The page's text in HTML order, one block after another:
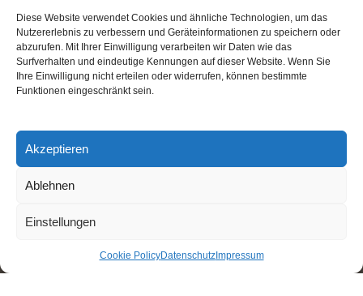
Diese Website verwendet Cookies und ähnliche Technologien, um das
Nutzererlebnis zu verbessern und Geräteinformationen zu speichern oder
abzurufen. Mit Ihrer Einwilligung verarbeiten wir Daten wie das
Surfverhalten und eindeutige Kennungen auf dieser Website. Wenn Sie
Ihre Einwilligung nicht erteilen oder widerrufen, können bestimmte
Funktionen eingeschränkt sein.
Akzeptieren
Ablehnen
Einstellungen
Cookie PolicyDatenschutzImpressum
Datenschutz Impressum Sitemap
Cookie Policy (EU)
0221 37 96 90 68
– auf Basis von18 Bewertungen